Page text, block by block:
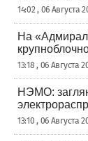
14:02 , 06 Августа
На
13:18 , 06 Августа
НЭМО:
13:10 , 06 Августа